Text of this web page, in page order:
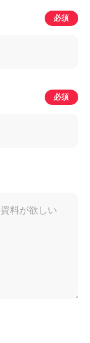
必須
必須